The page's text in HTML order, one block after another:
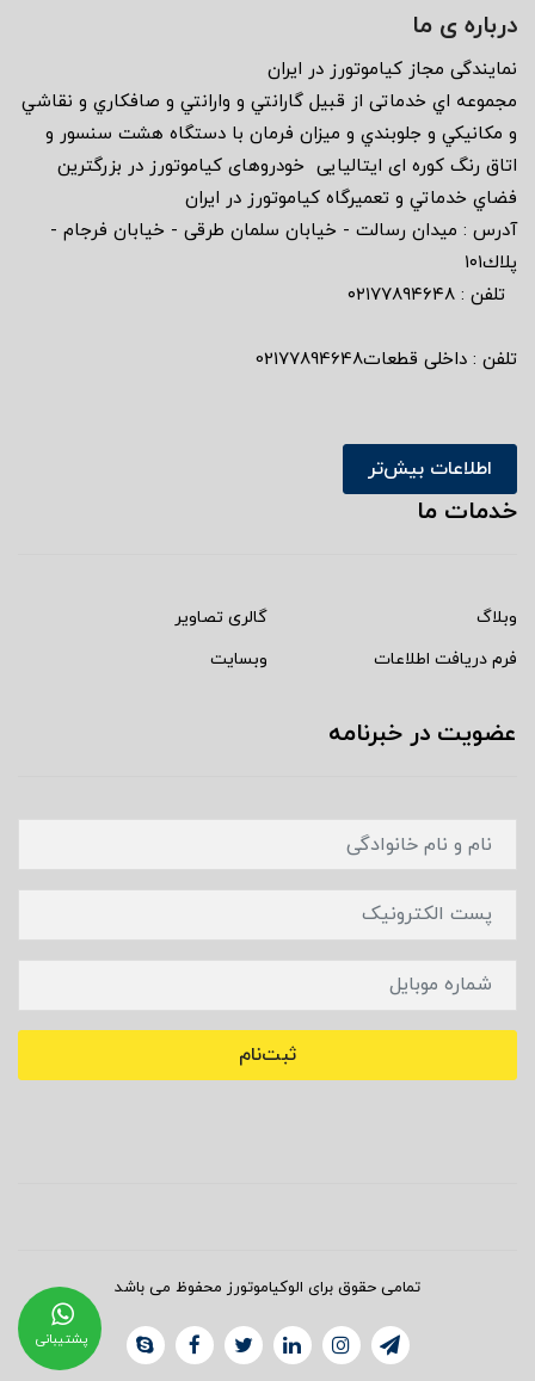
پشتیبانی
درباره ی ما
نمايندگى مجاز كياموتورز در ايران
مجموعه اي خدماتى از قبيل گارانتي و وارانتي و صافكاري و نقاشي
و مكانيكي و جلوبندي و ميزان فرمان با دستگاه هشت سنسور و
اتاق رنگ كوره اى ايتاليايى خودروهاى كياموتورز در بزرگترين
فضاي خدماتي و تعميرگاه كياموتورز در ايران
آدرس : ميدان رسالت - خيابان سلمان طرقى - خيابان فرجام -
پلاك١٠١
تلفن : ٠٢١٧٧٨٩٤٦٤٨
تلفن : داخلی قطعات02177894648
اطلاعات بیش‌تر
خدمات ما
وبلاگ
گالری تصاویر
فرم دریافت اطلاعات
وبسایت
عضویت در خبرنامه
ثبت‌نام
تمامی حقوق برای الوکیاموتورز محفوظ می باشد